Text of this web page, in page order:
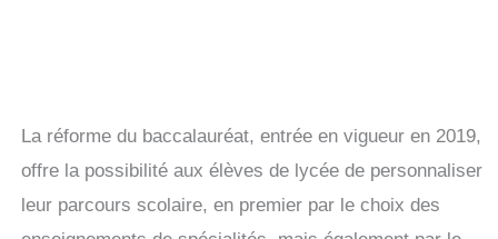
La réforme du baccalauréat, entrée en vigueur en 2019,
offre la possibilité aux élèves de lycée de personnaliser
leur parcours scolaire, en premier par le choix des